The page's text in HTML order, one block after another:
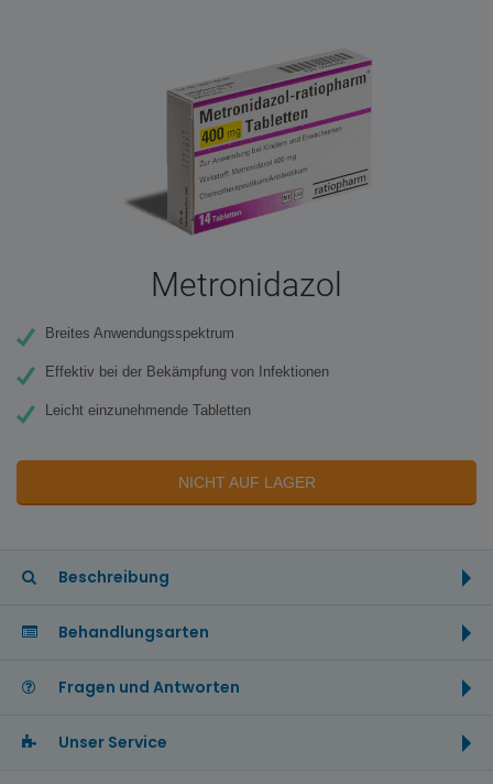
Metronidazol
Breites Anwendungsspektrum
Effektiv bei der Bekämpfung von Infektionen
Leicht einzunehmende Tabletten
NICHT AUF LAGER
Beschreibung
Behandlungsarten
Fragen und Antworten
Unser Service